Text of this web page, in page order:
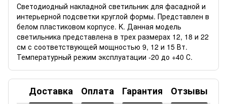
Светодиодный накладной светильник для фасадной и
интерьерной подсветки круглой формы. Представлен в
белом пластиковом корпусе. K. Данная модель
светильника представлена в трех размерах 12, 18 и 22
см с соответствующей мощностью 9, 12 и 15 Вт.
Температурный режим эксплуатации -20 до +40 С.
Доставка Оплата Гарантия Отзывы